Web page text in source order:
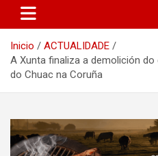
Inicio
ACTUALIDADE
A Xunta finaliza a demolición
do Chuac na Coruña